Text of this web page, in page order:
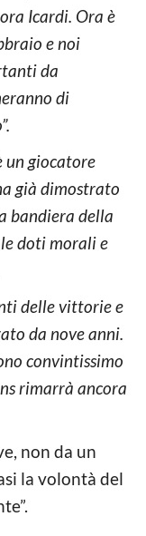
Icardi. Ora è
e noi
da
di
un giocatore
già dimostrato
bandiera della
doti morali e
delle vittorie e
da nove anni.
convintissimo
rimarrà ancora
non da un
la volontà del